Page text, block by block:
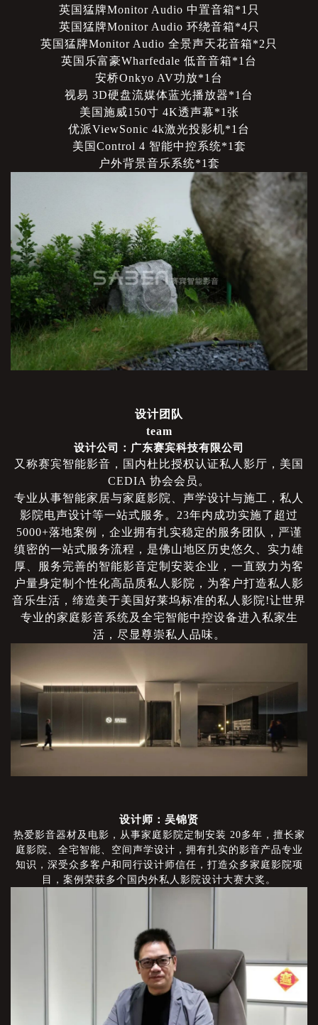
英国猛牌Monitor Audio 中置音箱*1只
英国猛牌Monitor Audio 环绕音箱*4只
英国猛牌Monitor Audio 全景声天花音箱*2只
英国乐富豪Wharfedale 低音音箱*1台
安桥Onkyo AV功放*1台
视易 3D硬盘流媒体蓝光播放器*1台
美国施威150寸 4K透声幕*1张
优派ViewSonic 4k激光投影机*1台
美国 Control 4 智能中控系统*1套
户外背景音乐系统*1套
设计团队
team
设计公司：广东赛宾科技有限公司
又称赛宾智能影音，国内杜比授权认证私人影厅，美国
CEDIA 协会会员。
专业从事智能家居与家庭影院、声学设计与施工，私人
影院电声设计等一站式服务。 23年内成功实施了超过
5000+落地案例，企业拥有扎实稳定的服务团队，严谨
缜密的一站式服务流程，是佛山地区历史悠久、实力雄
厚、服务完善的智能影音定制安装企业，一直致力为客
户量身定制个性化高品质私人影院，为客户打造私人影
音乐生活，缔造美于美国好莱坞标准的私人影院!让世界
专业的家庭影音系统及全宅智能中控设备进入私家生
活，尽显尊崇私人品味。
设计师：吴锦贤
热爱影音器材及电影，从事家庭影院定制安装 20多年，擅长家
庭影院、全宅智能、空间声学设计，拥有扎实的影音产品专业
知识，深受众多客户和同行设计师信任，打造众多家庭影院项
目，案例荣获多个国内外私人影院设计大赛大奖。